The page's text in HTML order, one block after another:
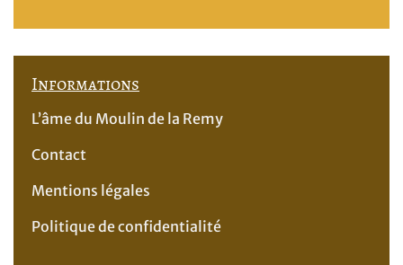
Informations
L’âme du Moulin de la Remy
Contact
Mentions légales
Politique de confidentialité